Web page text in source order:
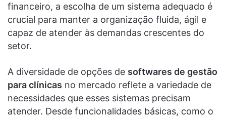
financeiro, a escolha de um sistema adequado é
crucial para manter a organização fluida, ágil e
capaz de atender às demandas crescentes do
setor.
A diversidade de opções de softwares de gestão
para clínicas no mercado reflete a variedade de
necessidades que esses sistemas precisam
atender. Desde funcionalidades básicas, como o